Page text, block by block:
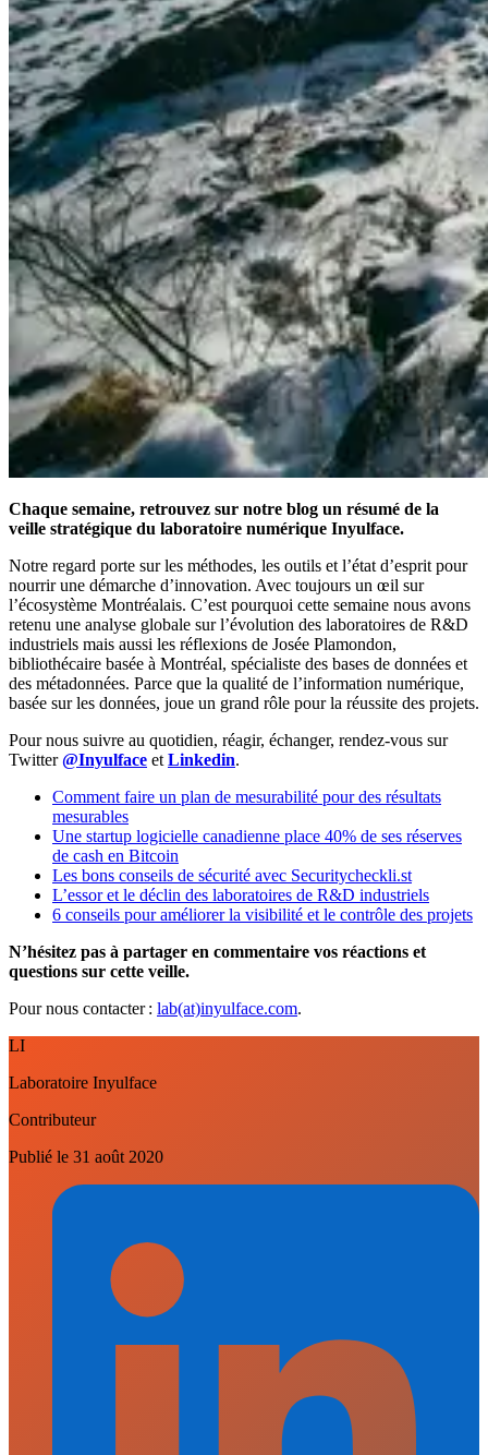
Chaque semaine, retrouvez sur notre blog un résumé de la
veille stratégique du laboratoire numérique Inyulface.
Notre regard porte sur les méthodes, les outils et l’état d’esprit pour
nourrir une démarche d’innovation. Avec toujours un œil sur
l’écosystème Montréalais. C’est pourquoi cette semaine nous avons
retenu une analyse globale sur l’évolution des laboratoires de R&D
industriels mais aussi les réflexions de Josée Plamondon,
bibliothécaire basée à Montréal, spécialiste des bases de données et
des métadonnées. Parce que la qualité de l’information numérique,
basée sur les données, joue un grand rôle pour la réussite des projets.
Pour nous suivre au quotidien, réagir, échanger, rendez-vous sur
Twitter@Inyulface et Linkedin.
Comment faire un plan de mesurabilité pour des résultats
mesurables
Une startup logicielle canadienne place 40% de ses réserves
de cash en Bitcoin
Les bons conseils de sécurité avec Securitycheckli.st
L’essor et le déclin des laboratoires de R&D industriels
6 conseils pour améliorer la visibilité et le contrôle des projets
N’hésitez pas à partager en commentaire vos réactions et
questions sur cette veille.
Pour nous contacter : lab(at)inyulface.com.
LI
Laboratoire Inyulface
Contributeur
Publié le 31 août 2020